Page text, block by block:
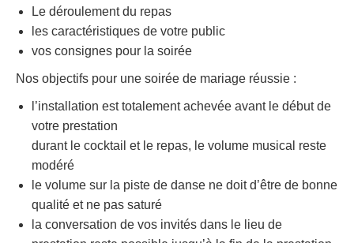
Le déroulement du repas
les caractéristiques de votre public
vos consignes pour la soirée
Nos objectifs pour une soirée de mariage réussie :
l’installation est totalement achevée avant le début de
votre prestation
durant le cocktail et le repas, le volume musical reste
modéré
le volume sur la piste de danse ne doit d’être de bonne
qualité et ne pas saturé
la conversation de vos invités dans le lieu de